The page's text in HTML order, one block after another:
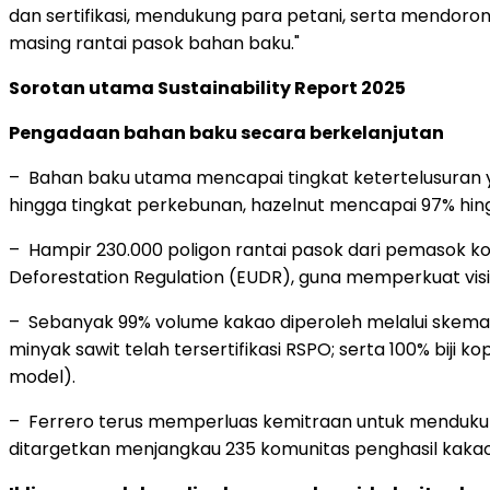
dan sertifikasi, mendukung para petani, serta
masing rantai pasok bahan baku."
Sorotan utama Sustainability Report 2025
Pengadaan bahan baku secara berkelanjutan
– Bahan baku utama mencapai tingkat ketertelusuran
hingga tingkat perkebunan, hazelnut mencapai 97%
– Hampir 230.000 poligon rantai pasok dari pemasok
Deforestation Regulation (EUDR), guna memperkuat
– Sebanyak 99% volume kakao diperoleh melalui
minyak sawit telah tersertifikasi RSPO; serta 100% biji
model).
– Ferrero terus memperluas kemitraan untuk
ditargetkan menjangkau 235 komunitas penghasil